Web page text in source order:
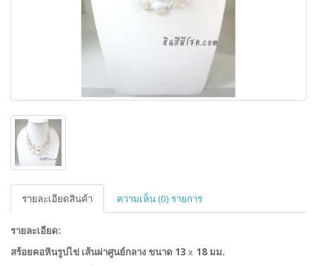
รายละเอียดสินค้า ความเห็น (0) รายการ
รายละเอียด:
สร้อยคอหินรูปไข่ เส้นผ่าศูนย์กลาง ขนาด 13 x 18 มม.